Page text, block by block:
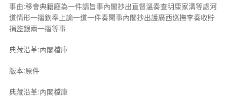
事由:移會典籍廳為一件請旨事內閣抄出直督溫奏查明康家溝等處河
道情形一摺欽奉上諭一道一件奏聞事內閣抄出護廣西巡撫李奏收貯
捐監銀兩一摺等事
典藏沿革:內閣檔庫
版本:原件
典藏沿革:內閣檔庫